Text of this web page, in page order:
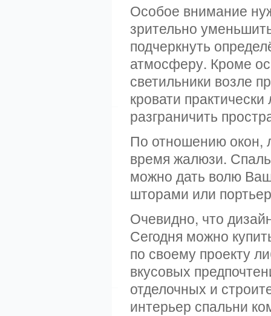
Особое внимание
зрительно
подчеркнуть
атмосферу. Кроме
светильники возле
кровати
разграничить
По отношению окон,
время жалюзи.
можно дать волю
шторами или
Очевидно, что
Сегодня можно
по своему проекту
вкусовых
отделочных и
интерьер спальни